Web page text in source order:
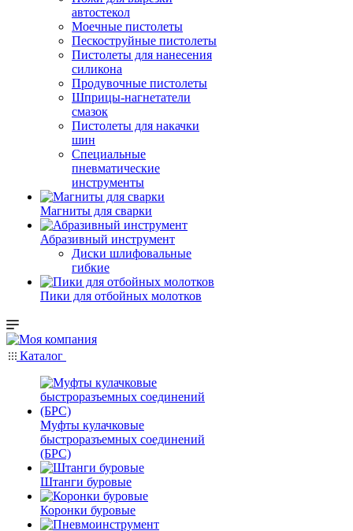
автостекол
Моечные пистолеты
Пескоструйные пистолеты
Пистолеты для нанесения
силикона
Продувочные пистолеты
Шприцы-нагнетатели
смазок
Пистолеты для накачки
шин
Специальные
пневматические
инструменты
Магниты для сварки
Абразивный инструмент
Диски шлифовальные
гибкие
Пики для отбойных молотков
Каталог
Муфты кулачковые
быстроразъемных соединений
(БРС)
Штанги буровые
Коронки буровые